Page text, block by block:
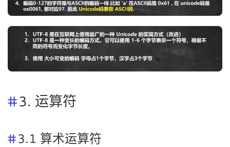
3. 运算符
3.1 算术运算符